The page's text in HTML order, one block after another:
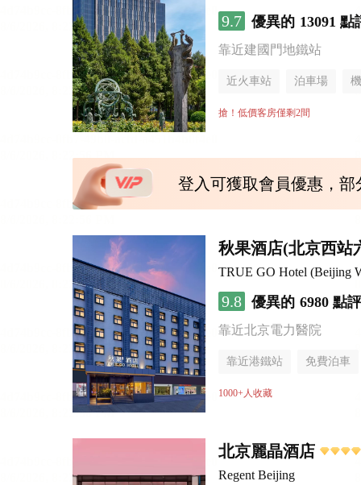
9.7 優異的 13091 點
靠近建國門地鐵站
近火車站 泊車場
無煙樓層
搶！低價客房僅剩2間
登入可獲取會員優惠，
秋果酒店(北京西站
TRUE GO Hotel (Beijing
9.8 優異的 6980 點評
靠近北京電力醫院
靠近港鐵站 免費泊車
行李寄存服務
1000+人收藏
北京麗晶酒店
Regent Beijing